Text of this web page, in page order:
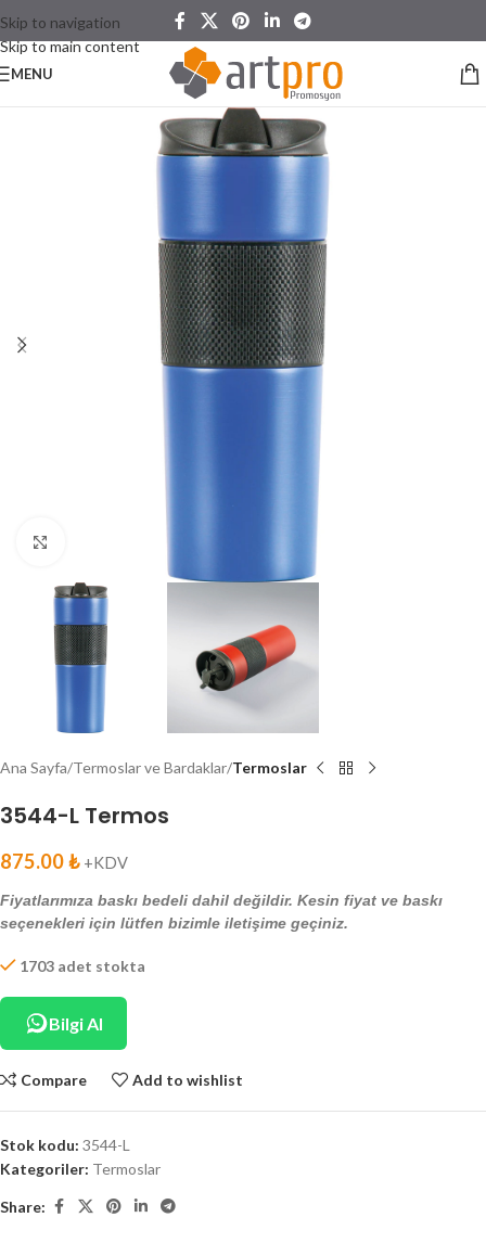
Skip to navigation
Skip to main content
MENU
Ana Sayfa Termoslar ve Bardaklar Termoslar
3544-L Termos
875.00₺ +KDV
Fiyatlarımıza baskı bedeli dahil değildir. Kesin fiyat ve baskı
seçenekleri için lütfen bizimle iletişime geçiniz.
1703 adet stokta
Bilgi Al
Compare Add to wishlist
Stok kodu: 3544-L
Kategoriler: Termoslar
Share: